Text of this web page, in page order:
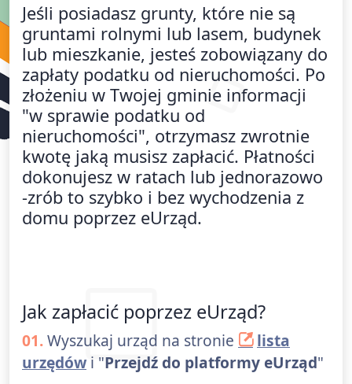
Jeśli posiadasz grunty, które nie są
gruntami rolnymi lub lasem, budynek
lub mieszkanie, jesteś zobowiązany do
zapłaty podatku od nieruchomości. Po
złożeniu w Twojej gminie informacji
"w sprawie podatku od
nieruchomości", otrzymasz zwrotnie
kwotę jaką musisz zapłacić. Płatności
dokonujesz w ratach lub jednorazowo
-zrób to szybko i bez wychodzenia z
domu poprzez eUrząd.
Jak zapłacić poprzez eUrząd?
01.Wyszukaj urząd na stronie
lista
urzędów i "Przejdź do platformy eUrząd"